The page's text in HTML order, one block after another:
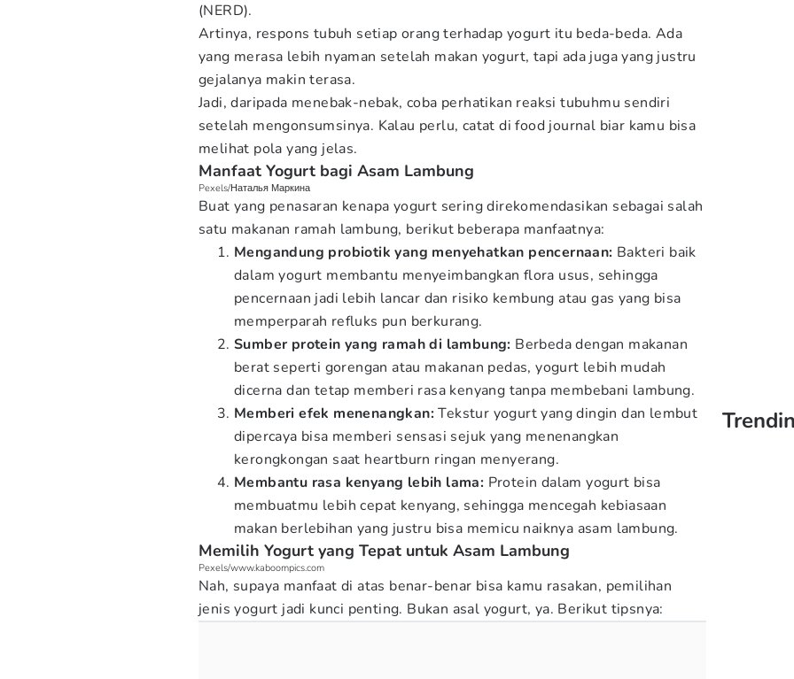
(NERD).
Artinya, respons tubuh setiap orang terhadap yogurt itu beda-beda. Ada
yang merasa lebih nyaman setelah makan yogurt, tapi ada juga yang justru
gejalanya makin terasa.
Jadi, daripada menebak-nebak, coba perhatikan reaksi tubuhmu sendiri
setelah mengonsumsinya. Kalau perlu, catat di food journal biar kamu bisa
melihat pola yang jelas.
Manfaat Yogurt bagi Asam Lambung
Pexels/Наталья Маркина
Buat yang penasaran kenapa yogurt sering direkomendasikan sebagai salah
satu makanan ramah lambung, berikut beberapa manfaatnya:
Mengandung probiotik yang menyehatkan pencernaan: Bakteri baik
dalam yogurt membantu menyeimbangkan flora usus, sehingga
pencernaan jadi lebih lancar dan risiko kembung atau gas yang bisa
memperparah refluks pun berkurang.
Sumber protein yang ramah di lambung: Berbeda dengan makanan
berat seperti gorengan atau makanan pedas, yogurt lebih mudah
dicerna dan tetap memberi rasa kenyang tanpa membebani lambung.
Memberi efek menenangkan:Tekstur yogurt yang dingin dan lembut
dipercaya bisa memberi sensasi sejuk yang menenangkan
kerongkongan saat heartburn ringan menyerang.
Membantu rasa kenyang lebih lama: Protein dalam yogurt bisa
membuatmu lebih cepat kenyang, sehingga mencegah kebiasaan
makan berlebihan yang justru bisa memicu naiknya asam lambung.
Memilih Yogurt yang Tepat untuk Asam Lambung
Pexels/www.kaboompics.com
Nah, supaya manfaat di atas benar-benar bisa kamu rasakan, pemilihan
jenis yogurt jadi kunci penting. Bukan asal yogurt, ya. Berikut tipsnya: